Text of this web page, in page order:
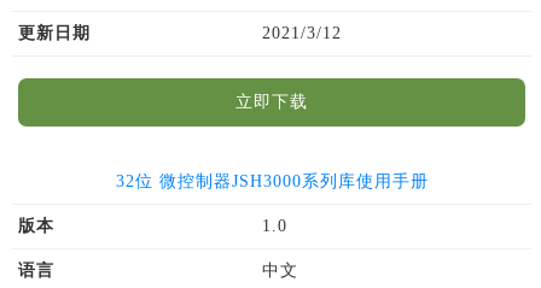
更新日期 2021/3/12
立即下载
32位 微控制器JSH3000系列库使用手册
版本 1.0
语言 中文